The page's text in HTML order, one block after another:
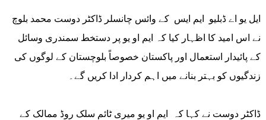
نے اس امید کا اظہار کیا کہ ایم او یو پر دستخط سمندری وسائل
کے پائیدار استعمال اور پاکستان خصوصاً بلوچستان کے لوگوں کی
زندگیوں کو بہتر بنانے میں اہم کردار ادا کریں گے۔
ڈاکٹر دوست نے کہا کہ ایم او یو میری ٹائم سلک روڈ ممالک کے